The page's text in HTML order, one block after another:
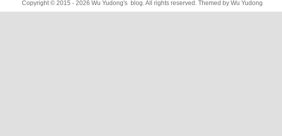
Copyright © 2015 - 2026 Wu Yudong's blog. All rights reserved. Themed by Wu Yudong